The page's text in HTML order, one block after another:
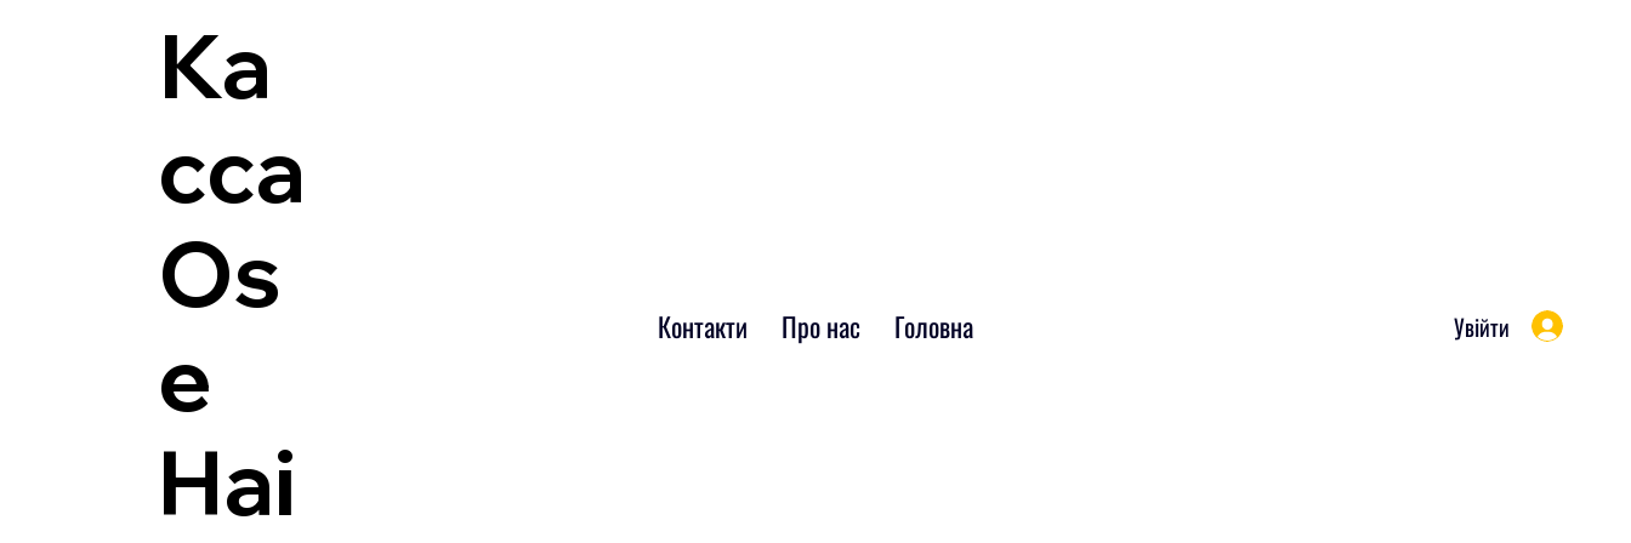
Ка
сса
Os
e
Hai
Головна
Про нас
Контакти Увійти